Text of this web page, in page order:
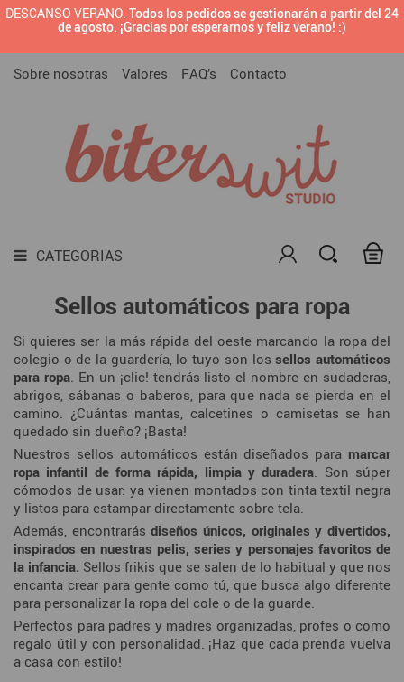
DESCANSO VERANO. Todos los pedidos se gestionarán a partir del 24
de agosto. ¡Gracias por esperarnos y feliz verano! :)
Sobre nosotras Valores FAQ’s Contacto
CATEGORIAS
BRANDING PREDISEÑADO
SELLOS CON TU LOGOTIPO O DISEÑO
 SELLOS PARA EMPRESAS
 SELLOS
TODAS LAS TINTAS PARA SELLOS
LAMINAS
Sellos automáticos para ropa
Si quieres ser la más rápida del oeste marcando la ropa del
colegio o de la guardería, lo tuyo son lossellos automáticos
para ropa. En un ¡clic! tendrás listo el nombre en sudaderas,
abrigos, sábanas o baberos, para que nada se pierda en el
camino. ¿Cuántas mantas, calcetines o camisetas se han
quedado sin dueño? ¡Basta!
Nuestros sellos automáticos están diseñados para marcar
ropa infantil de forma rápida, limpia y duradera . Son súper
cómodos de usar: ya vienen montados con tinta textil negra
y listos para estampar directamente sobre tela.
Además, encontrarásdiseños únicos, originales y divertidos,
inspirados en nuestras pelis, series y personajes favoritos de
la infancia. Sellos frikis que se salen de lo habitual y que nos
encanta crear para gente como tú, que busca algo diferente
para personalizar la ropa del cole o de la guarde.
Perfectos para padres y madres organizadas, profes o como
regalo útil y con personalidad. ¡Haz que cada prenda vuelva
a casa con estilo!